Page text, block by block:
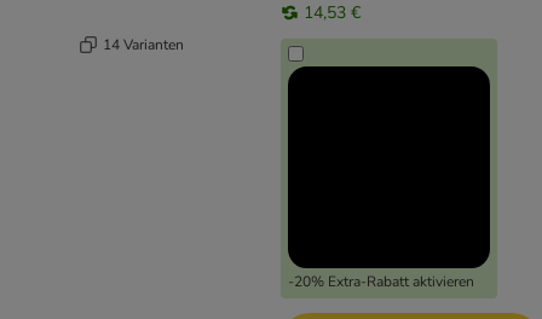
14 Varianten
14,53 €
-20% Extra-Rabatt aktivieren